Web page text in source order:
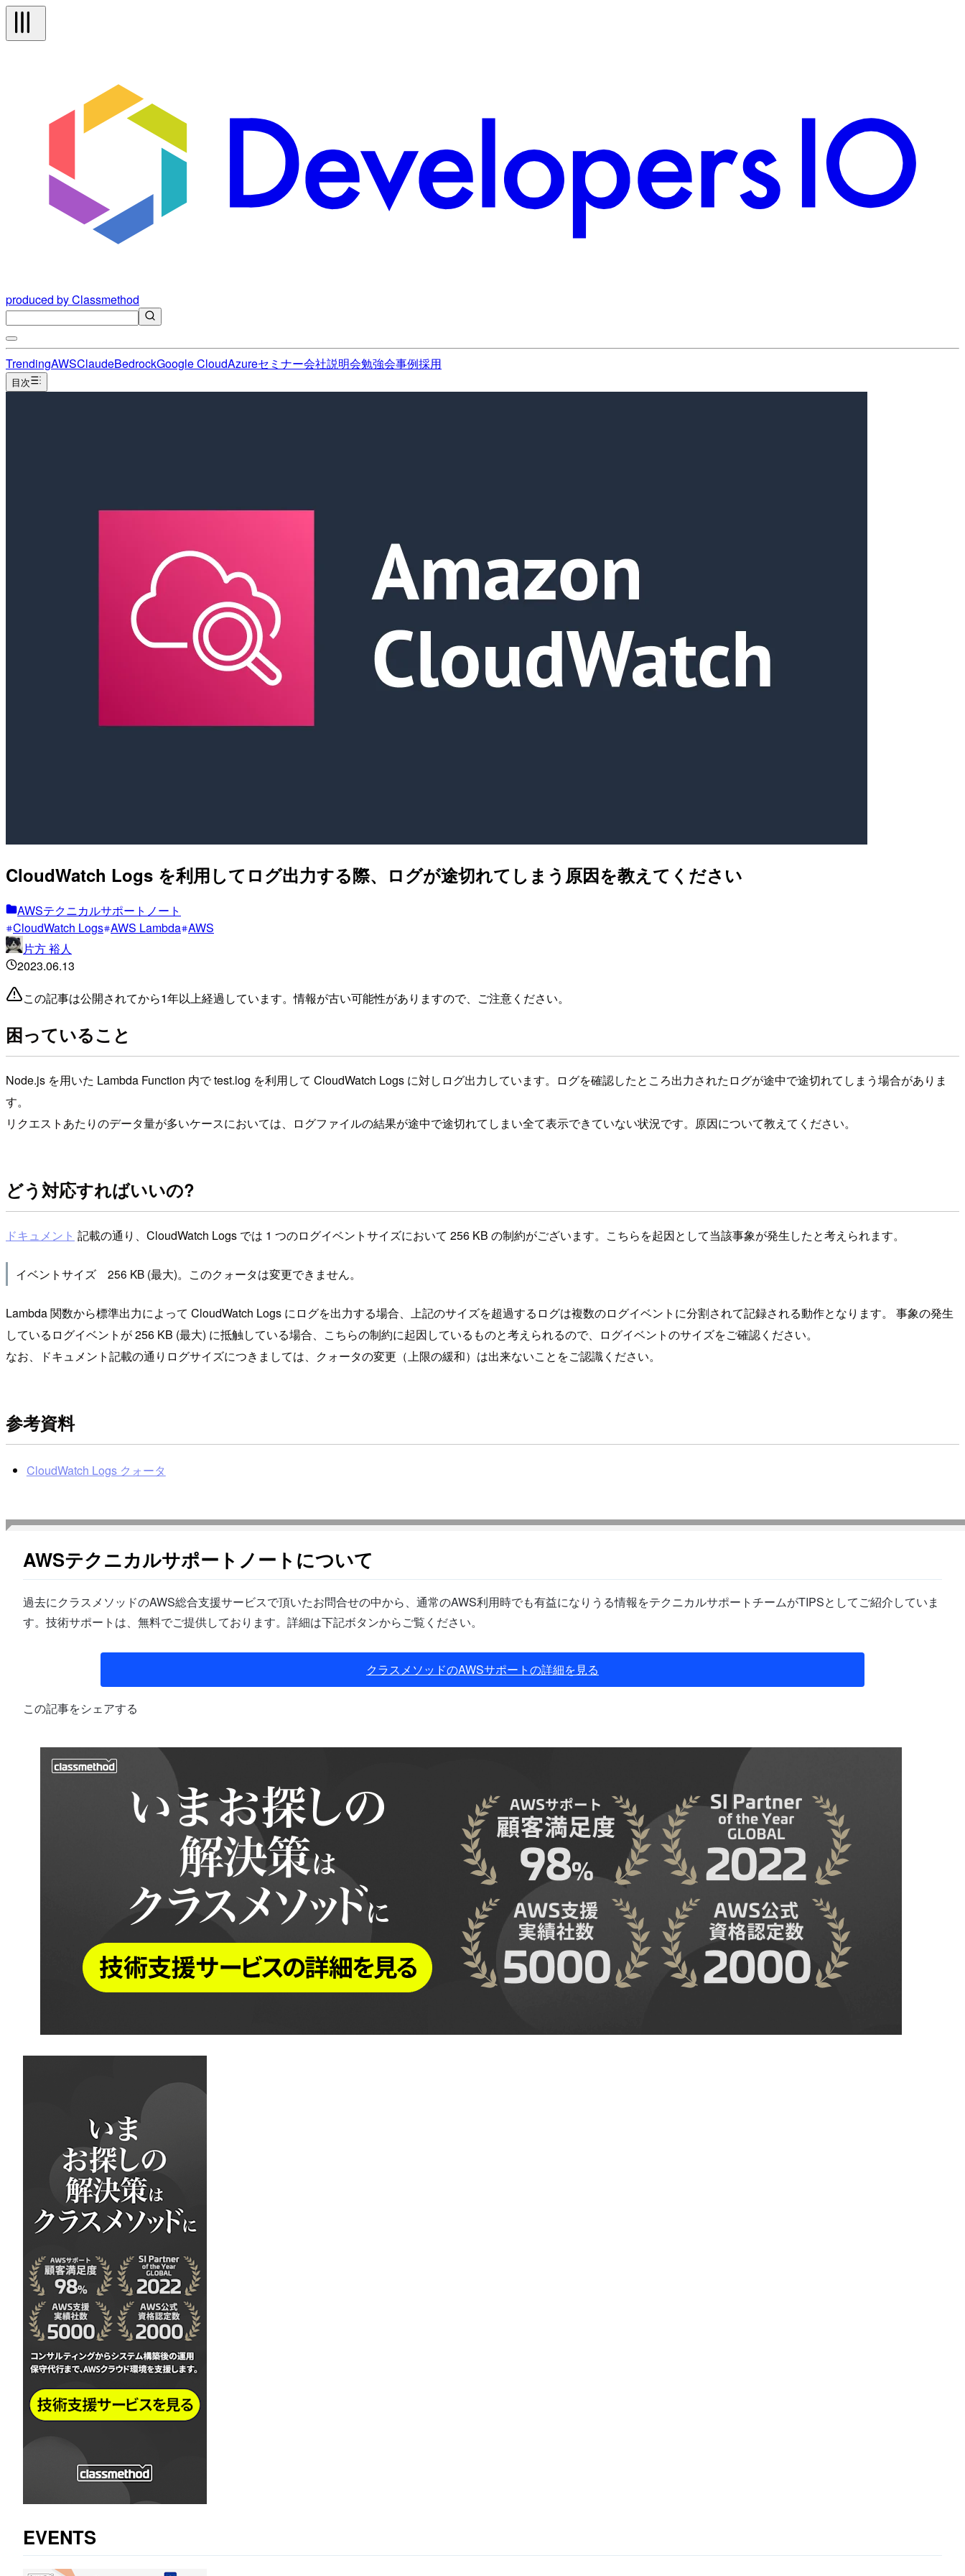
produced by Classmethod
TrendingAWSClaudeBedrockGoogle CloudAzureセミナー会社説明会勉強会事例採用
目次
CloudWatch Logs を利用してログ出力する際、ログが途切れてしまう原因を教えてください
AWSテクニカルサポートノート
CloudWatch Logs AWS Lambda AWS
片方 裕人
2023.06.13
この記事は公開されてから1年以上経過しています。情報が古い可能性がありますので、ご注意ください。
困っていること
Node.js を用いた Lambda Function 内で test.log を利用して CloudWatch Logs に対しログ出力しています。ログを確認したところ出力されたログが途中で途切れてしまう場合がありま
す。
リクエストあたりのデータ量が多いケースにおいては、ログファイルの結果が途中で途切れてしまい全て表示できていない状況です。原因について教えてください。
どう対応すればいいの?
ドキュメント 記載の通り、CloudWatch Logs では 1 つのログイベントサイズにおいて 256 KB の制約がございます。こちらを起因として当該事象が発生したと考えられます。
イベントサイズ 256 KB (最大)。このクォータは変更できません。
Lambda 関数から標準出力によって CloudWatch Logs にログを出力する場合、上記のサイズを超過するログは複数のログイベントに分割されて記録される動作となります。 事象の発生
しているログイベントが 256 KB (最大) に抵触している場合、こちらの制約に起因しているものと考えられるので、ログイベントのサイズをご確認ください。
なお、ドキュメント記載の通りログサイズにつきましては、クォータの変更（上限の緩和）は出来ないことをご認識ください。
参考資料
CloudWatch Logs クォータ
AWSテクニカルサポートノートについて
過去にクラスメソッドのAWS総合支援サービスで頂いたお問合せの中から、通常のAWS利用時でも有益になりうる情報をテクニカルサポートチームがTIPSとしてご紹介していま
す。技術サポートは、無料でご提供しております。詳細は下記ボタンからご覧ください。
クラスメソッドのAWSサポートの詳細を見る
この記事をシェアする
EVENTS